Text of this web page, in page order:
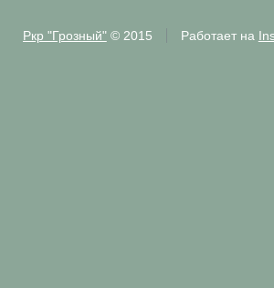
Ркр "Грозный"© 2015 Работает на